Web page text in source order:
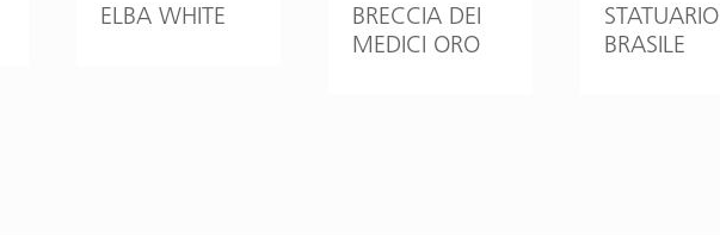
ELBA WHITE
BRECCIA DEI
MEDICI ORO
STATUARIO
BRASILE